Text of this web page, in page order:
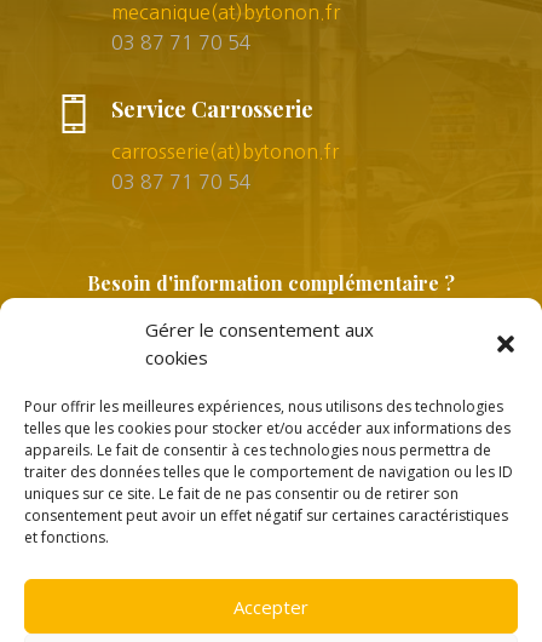
Gérer le consentement aux
cookies
Pour offrir les meilleures expériences, nous utilisons des technologies
telles que les cookies pour stocker et/ou accéder aux informations des
appareils. Le fait de consentir à ces technologies nous permettra de
traiter des données telles que le comportement de navigation ou les ID
uniques sur ce site. Le fait de ne pas consentir ou de retirer son
consentement peut avoir un effet négatif sur certaines caractéristiques
et fonctions.
Accepter
mecanique(at)bytonon.fr
03 87 71 70 54
Service Carrosserie
carrosserie(at)bytonon.fr
03 87 71 70 54
Besoin d'information complémentaire ?
Copyright © 2026 | Politique de confidentialité